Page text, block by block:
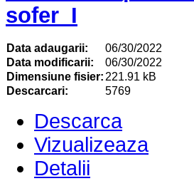
sofer_I
Data adaugarii:
06/30/2022
Data modificarii:
06/30/2022
Dimensiune fisier: 221.91 kB
Descarcari:
5769
Descarca
Vizualizeaza
Detalii